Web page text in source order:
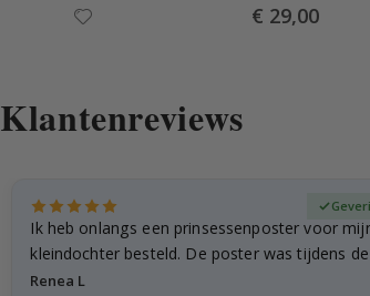
Special
Price
€ 29,00
Klantenreviews
Ik heb onlangs een prinsessenposter voor
kleindochter besteld. De poster was tijdens
licht…
Renea L